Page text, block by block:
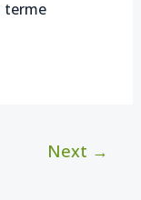
terme
Next →